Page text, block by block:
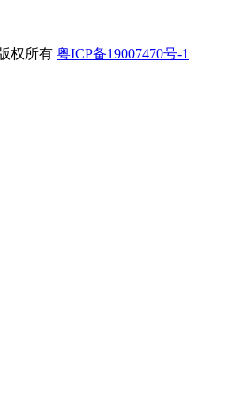
权所有 粤ICP备19007470号-1